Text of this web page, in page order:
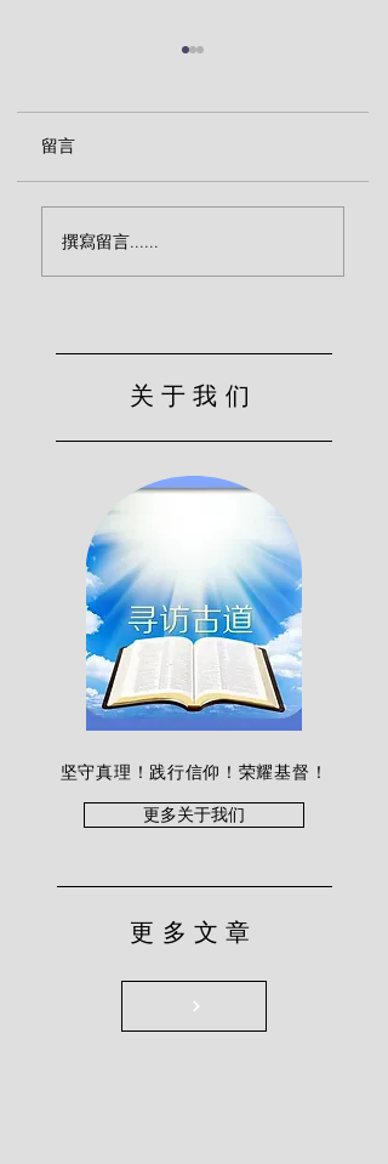
斯特）
留言
撰寫留言......
关于我们
坚守真理！践行信仰！荣耀基督！
更多关于我们
更多文章